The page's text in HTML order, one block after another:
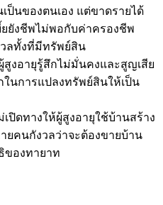
ป็นของตนเอง แต่ขาดรายได้
ยยังชีพไม่พอกับค่าครองชีพ
ลทั้งที่มีทรัพย์สิน
งอายุรู้สึกไม่มั่นคงและสูญเสีย
นการแปลงทรัพย์สินให้เป็น
ปิดทางให้ผู้สูงอายุใช้บ้านสร้าง
ยคนกังวลว่าจะต้องขายบ้าน
ของทายาท